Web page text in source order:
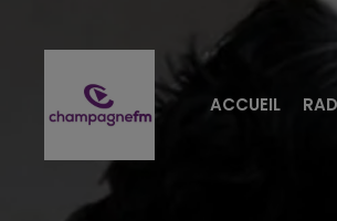
ACCUEIL